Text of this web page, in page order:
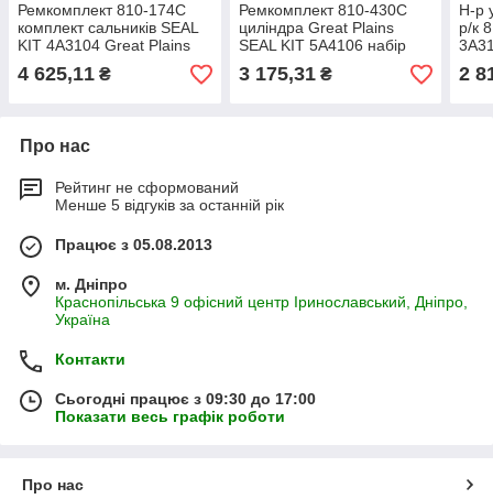
Ремкомплект 810-174C
комплект сальників SEAL
KIT 4A3104 Great Plains
запчастини р/к
гідроциліндру 810-740C
4 625,11 ₴
Ремкомплект 810-430C
циліндра Great Plains
SEAL KIT 5A4106 набір
ущільнень 810-430С
3 175,31₴
Н-р
р/к
2
Про нас
Рейтинг не сформований
Менше 5 відгуків за останній рік
Працює з 05.08.2013
м. Дніпро
Краснопільська 9 офісний центр Іринославський, Дніпро,
Україна
Контакти
Сьогодні працює з 09:30 до 17:00
Показати весь графік роботи
Про нас